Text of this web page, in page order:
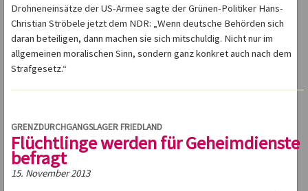
Drohneneinsätze der US-Armee sagte der Grünen-Politiker Hans-
Christian Ströbele jetzt dem NDR: „Wenn deutsche Behörden sich
daran beteiligen, dann machen sie sich mitschuldig. Nicht nur im
allgemeinen moralischen Sinn, sondern ganz konkret auch nach dem
Strafgesetz.“
GRENZDURCHGANGSLAGER FRIEDLAND
Flüchtlinge werden für Geheimdienste
befragt
15. November 2013